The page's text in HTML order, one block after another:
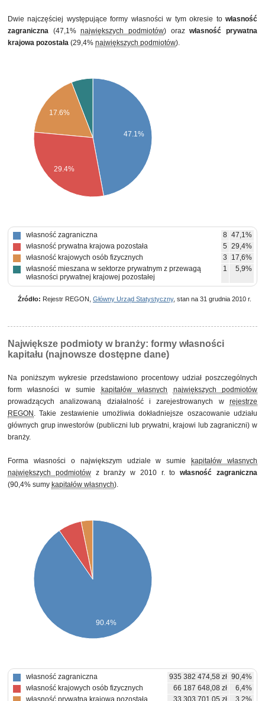
Dwie najczęściej występujące formy własności w tym okresie to własność
zagraniczna (47,1%największych podmiotów) orazwłasność prywatna
krajowa pozostała (29,4% największych podmiotów).
47.1%
17.6%
29.4%
własność zagraniczna 8 47,1%
własność prywatna krajowa pozostała
5 29,4%
własność krajowych osób fizycznych
3
17,6%
własność mieszana w sektorze prywatnym z przewagą
własności prywatnej krajowej pozostałej
1 5,9%
Źródło: Rejestr REGON, Główny Urząd Statystyczny, stan na 31 grudnia 2010 r.
Największe podmioty w branży: formy własności
kapitału (najnowsze dostępne dane)
Na poniższym wykresie przedstawiono procentowy udział poszczególnych
form własności w sumie
kapitałów własnych
największych podmiotów
prowadzących analizowaną działalność i zarejestrowanych w rejestrze
REGON . Takie zestawienie umożliwia dokładniejsze oszacowanie udziału
głównych grup inwestorów (publiczni lub prywatni, krajowi lub zagraniczni) w
branży.
Forma własności o największym udziale w sumie
kapitałów własnych
największych podmiotówz branży w 2010 r. towłasność zagraniczna
(90,4% sumy kapitałów własnych).
90.4%
własność zagraniczna 935 382 474,58 zł 90,4%
własność krajowych osób fizycznych
66 187 648,08 zł
6,4%
własność prywatna krajowa pozostała
33 303 701,05 zł 3,2%